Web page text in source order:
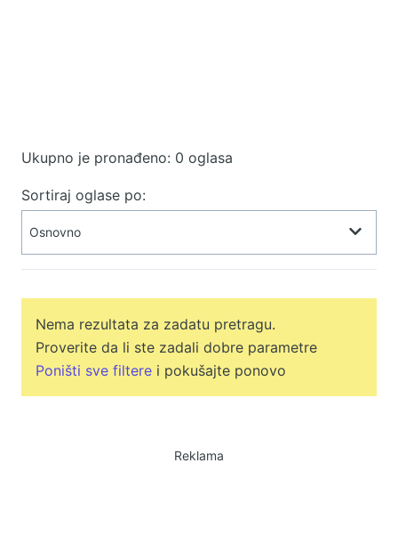
Ukupno je pronađeno: 0 oglasa
Sortiraj oglase po:
Nema rezultata za zadatu pretragu.
Proverite da li ste zadali dobre parametre
Poništi sve filtere i pokušajte ponovo
Reklama